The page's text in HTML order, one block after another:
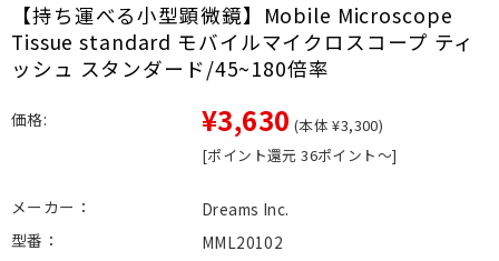
【持ち運べる小型顕微鏡】Mobile Microscope
Tissue standard モバイルマイクロスコープ ティ
ッシュ スタンダード/45~180倍率
価格: ¥3,630 (本体 ¥3,300)
[ポイント還元 36ポイント～]
メーカー：
Dreams Inc.
型番：
MML20102